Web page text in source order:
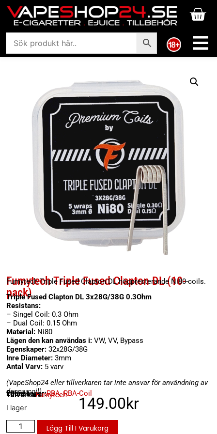
Fumytech Triple Fused Clapton DL (10-
pack)
Fumytech Triple Fused Clapton DL högpresterande Ni80-coils.
Triple Fused Clapton DL 3x28G/38G 0.3Ohm
Resistans:
– Singel Coil: 0.3 Ohm
– Dual Coil: 0.15 Ohm
Material: Ni80
Lägen den kan användas i: VW, VV, Bypass
Egenskaper:32x28G/38G
Inre Diameter:3mm
Antal Varv: 5 varv
(VapeShop24 eller tillverkaren tar inte ansvar för användning av
denna coil)
Egenskaper:RBA,RBA-Coil
Tillverkare:Fumytech 149.00kr
I lager
Lägg Till I Varukorg